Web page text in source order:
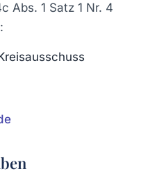
Abs. 1 Satz 1 Nr. 4